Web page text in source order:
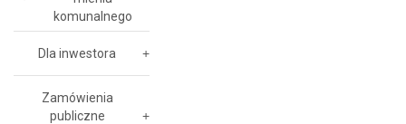
komunalnego
Dla inwestora
Zamówienia
publiczne